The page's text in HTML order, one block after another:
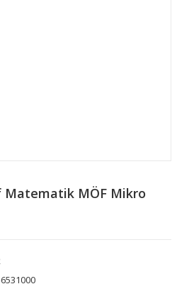
Matematik MÖF Mikro